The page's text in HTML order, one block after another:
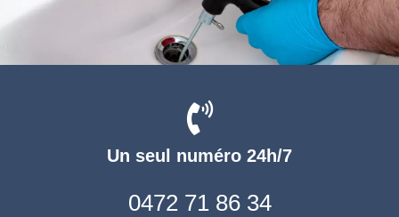
Un seul numéro 24h/7
0472 71 86 34